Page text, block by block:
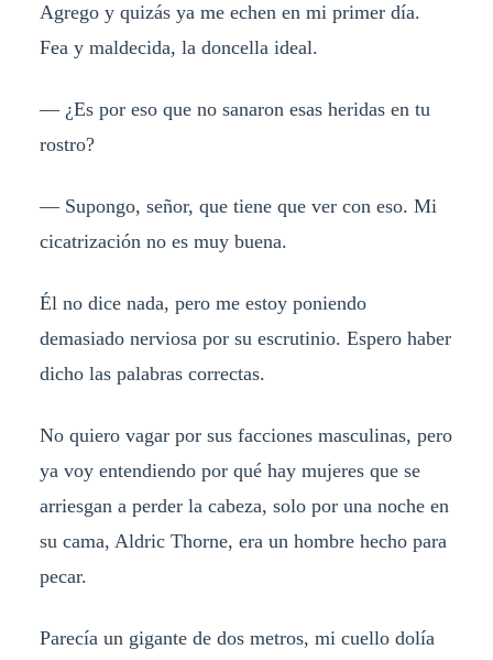
Agrego y quizás ya me echen en mi primer día.
Fea y maldecida, la doncella ideal.
— ¿Es por eso que no sanaron esas heridas en tu
rostro?
— Supongo, señor, que tiene que ver con eso. Mi
cicatrización no es muy buena.
Él no dice nada, pero me estoy poniendo
demasiado nerviosa por su escrutinio. Espero haber
dicho las palabras correctas.
No quiero vagar por sus facciones masculinas, pero
ya voy entendiendo por qué hay mujeres que se
arriesgan a perder la cabeza, solo por una noche en
su cama, Aldric Thorne, era un hombre hecho para
pecar.
Parecía un gigante de dos metros, mi cuello dolía